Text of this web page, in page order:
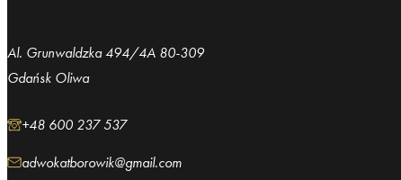
Al. Grunwaldzka 494/4A 80-309
Gdańsk Oliwa
+48 600 237 537
adwokatborowik@gmail.com